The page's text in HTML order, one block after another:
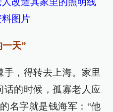
图片
天”
手，得转去上海。家里
话的时候，孤寡老人应
名字就是钱海军：“他